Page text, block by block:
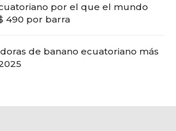
por el que el mundo
490 por barra
de banano ecuatoriano más